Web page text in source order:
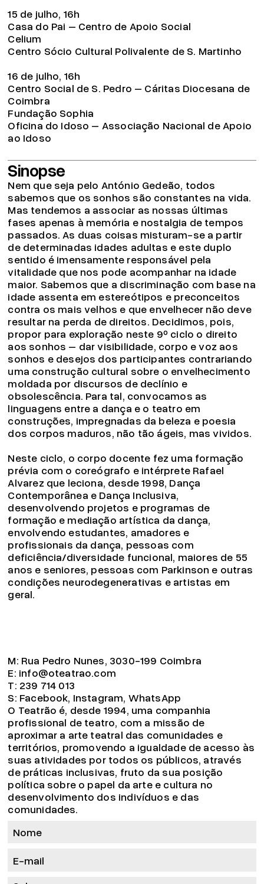
15 de julho, 16h
Casa do Pai – Centro de Apoio Social
Celium
Centro Sócio Cultural Polivalente de S. Martinho
16 de julho, 16h
Centro Social de S. Pedro – Cáritas Diocesana de
Coimbra
Fundação Sophia
Oficina do Idoso – Associação Nacional de Apoio
ao Idoso
Sinopse
Nem que seja pelo António Gedeão, todos
sabemos que os sonhos são constantes na vida.
Mas tendemos a associar as nossas últimas
fases apenas à memória e nostalgia de tempos
passados. As duas coisas misturam-se a partir
de determinadas idades adultas e este duplo
sentido é imensamente responsável pela
vitalidade que nos pode acompanhar na idade
maior. Sabemos que a discriminação com base na
idade assenta em estereótipos e preconceitos
contra os mais velhos e que envelhecer não deve
resultar na perda de direitos. Decidimos, pois,
propor para exploração neste 9º ciclo o direito
aos sonhos – dar visibilidade, corpo e voz aos
sonhos e desejos dos participantes contrariando
uma construção cultural sobre o envelhecimento
moldada por discursos de declínio e
obsolescência. Para tal, convocamos as
linguagens entre a dança e o teatro em
construções, impregnadas da beleza e poesia
dos corpos maduros, não tão ágeis, mas vividos.
Neste ciclo, o corpo docente fez uma formação
prévia com o coreógrafo e intérprete Rafael
Alvarez que leciona, desde 1998, Dança
Contemporânea e Dança Inclusiva,
desenvolvendo projetos e programas de
formação e mediação artística da dança,
envolvendo estudantes, amadores e
profissionais da dança, pessoas com
deficiência/diversidade funcional, maiores de 55
anos e seniores, pessoas com Parkinson e outras
condições neurodegenerativas e artistas em
geral.
M: Rua Pedro Nunes, 3030-199 Coimbra
E: info@oteatrao.com
T: 239 714 013
S: Facebook, Instagram, WhatsApp
O Teatrão é, desde 1994, uma companhia
profissional de teatro, com a missão de
aproximar a arte teatral das comunidades e
territórios, promovendo a igualdade de acesso às
suas atividades por todos os públicos, através
de práticas inclusivas, fruto da sua posição
política sobre o papel da arte e cultura no
desenvolvimento dos indivíduos e das
comunidades.